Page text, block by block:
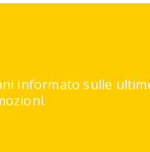
informato sulle